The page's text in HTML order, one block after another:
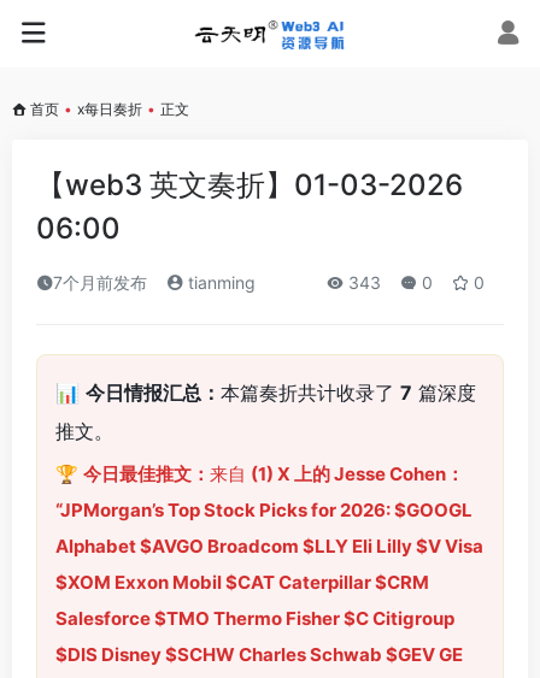
首页 • x每日奏折 • 正文
【web3 英文奏折】01-03-2026
06:00
7个月前发布 tianming 343 0 0
📊 今日情报汇总： 本篇奏折共计收录了 7 篇深度
推文。
🏆 今日最佳推文： 来自 (1) X 上的 Jesse Cohen：
“JPMorgan’s Top Stock Picks for 2026: $GOOGL
Alphabet $AVGO Broadcom $LLY Eli Lilly $V Visa
$XOM Exxon Mobil $CAT Caterpillar $CRM
Salesforce $TMO Thermo Fisher $C Citigroup
$DIS Disney $SCHW Charles Schwab $GEV GE